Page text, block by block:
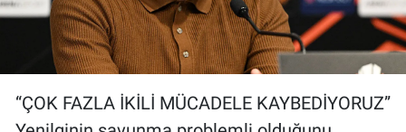
“ÇOK FAZLA İKİLİ MÜCADELE KAYBEDİYORUZ”